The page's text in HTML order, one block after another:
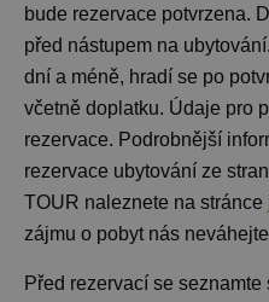
bude rezervace potvrzena.
před nástupem na
dní a méně, hradí se po
včetně doplatku. Údaje pro
rezervace. Podrobnější
rezervace ubytování ze
TOUR naleznete na stránce
zájmu o pobyt nás
Před rezervací se seznamte